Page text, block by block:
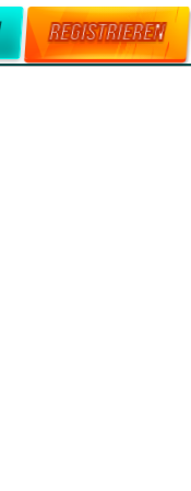
REGISTRIEREN